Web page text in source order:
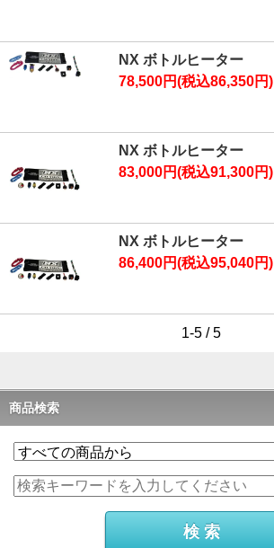
NX ボトルヒーター
78,500円(税込86,350円)
NX ボトルヒーター
83,000円(税込91,300円)
NX ボトルヒーター
86,400円(税込95,040円)
1-5 / 5
商品検索